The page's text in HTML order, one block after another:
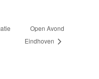
Open Avond
Eindhoven